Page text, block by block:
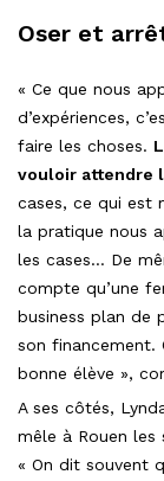
Oser et
« Ce que nous
d’expériences,
faire les choses.
vouloir attendre
cases, ce qui est
la pratique nous
les cases… De
compte qu’une
business plan de
son financement.
bonne élève »,
A ses côtés,
mêle à Rouen les
« On dit souvent